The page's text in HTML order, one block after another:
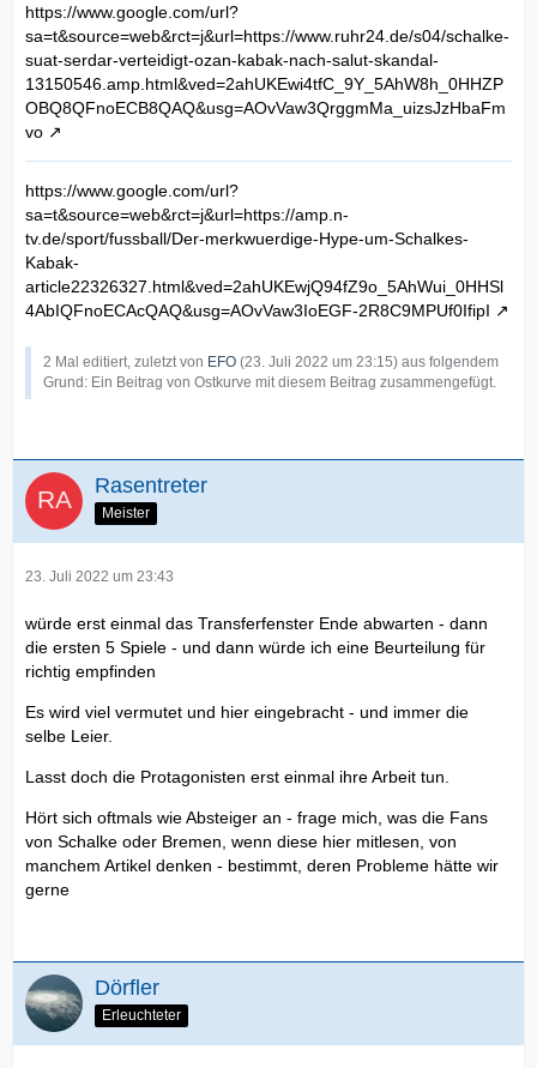
https://www.google.com/url?
sa=t&source=web&rct=j&url=https://www.ruhr24.de/s04/schalke-
suat-serdar-verteidigt-ozan-kabak-nach-salut-skandal-
13150546.amp.html&ved=2ahUKEwi4tfC_9Y_5AhW8h_0HHZP
OBQ8QFnoECB8QAQ&usg=AOvVaw3QrggmMa_uizsJzHbaFm
vo
https://www.google.com/url?
sa=t&source=web&rct=j&url=https://amp.n-
tv.de/sport/fussball/Der-merkwuerdige-Hype-um-Schalkes-
Kabak-
article22326327.html&ved=2ahUKEwjQ94fZ9o_5AhWui_0HHSl
4AbIQFnoECAcQAQ&usg=AOvVaw3IoEGF-2R8C9MPUf0IfipI
2 Mal editiert, zuletzt von EFO (23. Juli 2022 um 23:15) aus folgendem
Grund: Ein Beitrag von Ostkurve mit diesem Beitrag zusammengefügt.
Rasentreter
Meister
23. Juli 2022 um 23:43
würde erst einmal das Transferfenster Ende abwarten - dann
die ersten 5 Spiele - und dann würde ich eine Beurteilung für
richtig empfinden
Es wird viel vermutet und hier eingebracht - und immer die
selbe Leier.
Lasst doch die Protagonisten erst einmal ihre Arbeit tun.
Hört sich oftmals wie Absteiger an - frage mich, was die Fans
von Schalke oder Bremen, wenn diese hier mitlesen, von
manchem Artikel denken - bestimmt, deren Probleme hätte wir
gerne
Dörfler
Erleuchteter